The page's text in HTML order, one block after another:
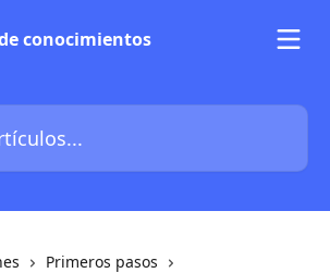
Primeros pasos